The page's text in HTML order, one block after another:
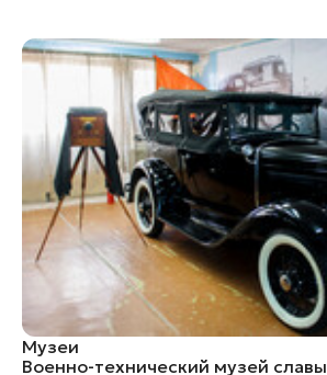
Музеи
Военно-технический музей славы